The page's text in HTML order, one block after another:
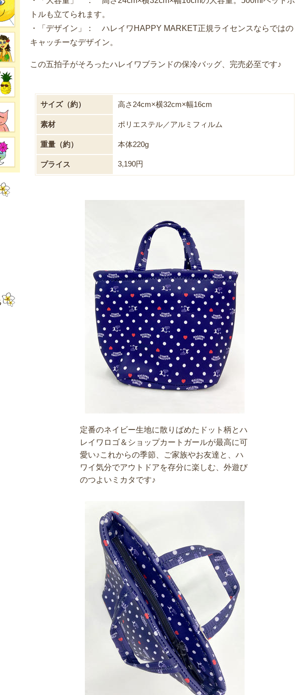
トルも立てられます。
・「デザイン」： ハレイワHAPPY MARKET正規ライセンスならではの
キャッチーなデザイン。
この五拍子がそろったハレイワブランドの保冷バッグ、完売必至です♪
サイズ（約） 高さ24cm×横32cm×幅16cm
素材 ポリエステル／アルミフィルム
重量（約） 本体220g
プライス 3,190円
定番のネイビー生地に散りばめたドット柄とハ
レイワロゴ＆ショップカートガールが最高に可
愛い♪これからの季節、ご家族やお友達と、ハ
ワイ気分でアウトドアを存分に楽しむ、外遊び
のつよいミカタです♪